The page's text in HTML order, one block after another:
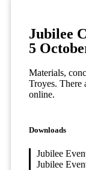
Jubilee
5
Materials,
Troyes. There
online.
Downloads
Jubilee
Jubilee